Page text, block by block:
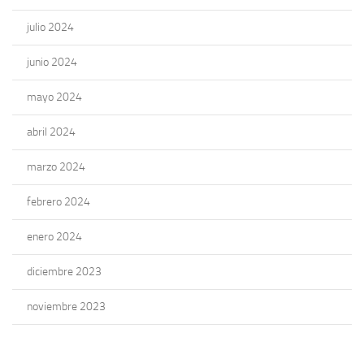
julio 2024
junio 2024
mayo 2024
abril 2024
marzo 2024
febrero 2024
enero 2024
diciembre 2023
noviembre 2023